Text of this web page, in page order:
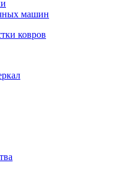
машин
ковров